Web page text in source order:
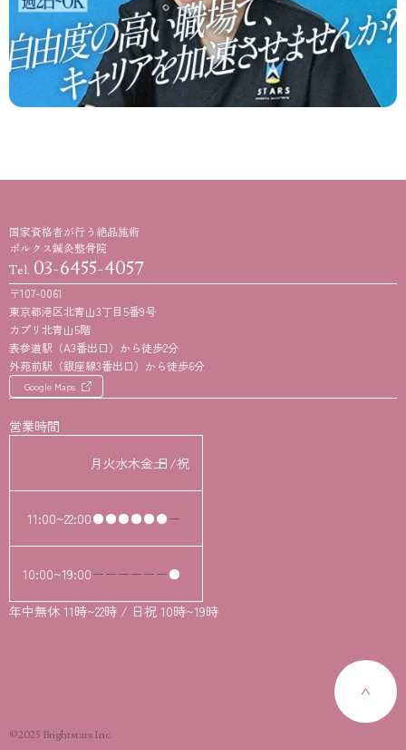
国家資格者が行う絶品施術
ポルクス鍼灸整骨院
Tel. 03-6455-4057
〒107-0061
東京都港区北青山3丁目5番9号
カプリ北青山5階
表参道駅（A3番出口）から徒歩2分
外苑前駅（銀座線3番出口）から徒歩6分
Google Maps
営業時間
月 火水木金土
日/祝
11:00~22:00
10:00~19:00
年中無休 11時~22時 / 日祝 10時~19時
©2025 Brightstars Inc.